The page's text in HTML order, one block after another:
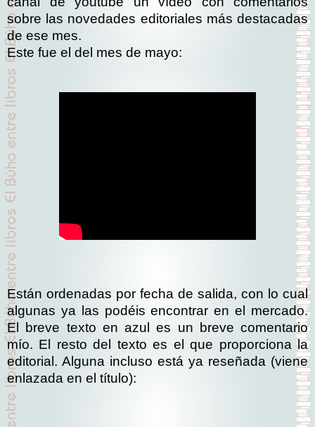
sobre las novedades editoriales más destacadas
de ese mes.
Este fue el del mes de mayo:
Están ordenadas por fecha de salida, con lo cual
algunas ya las podéis encontrar en el mercado.
El breve texto en azul es un breve comentario
mío. El resto del texto es el que proporciona la
editorial. Alguna incluso está ya reseñada (viene
enlazada en el título):